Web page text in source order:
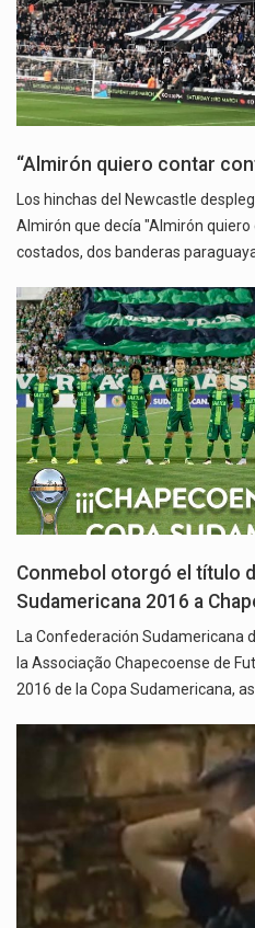
“Almirón quiero contar
Los hinchas del Newcastle
Almirón que decía "Almirón
costados, dos banderas
Conmebol otorgó el título
Sudamericana 2016 a
La Confederación Sudamericana
la Associação Chapecoense de
2016 de la Copa Sudamericana,